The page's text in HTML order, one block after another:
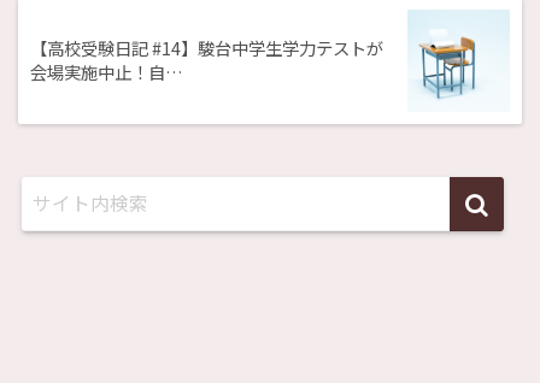
【高校受験日記 #14】駿台中学生学力テストが
会場実施中止！自…